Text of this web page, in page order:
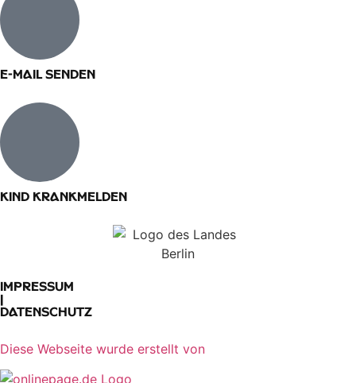
E-Mail senden​
Kind krankmelden
Impressum
Datenschutz
Diese Webseite wurde erstellt von​